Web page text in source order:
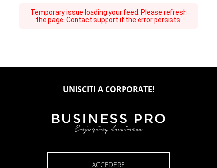
Temporary issue loading your feed. Please refresh
the page. Contact support if the error persists.
UNISCITI A CORPORATE!
ACCEDERE